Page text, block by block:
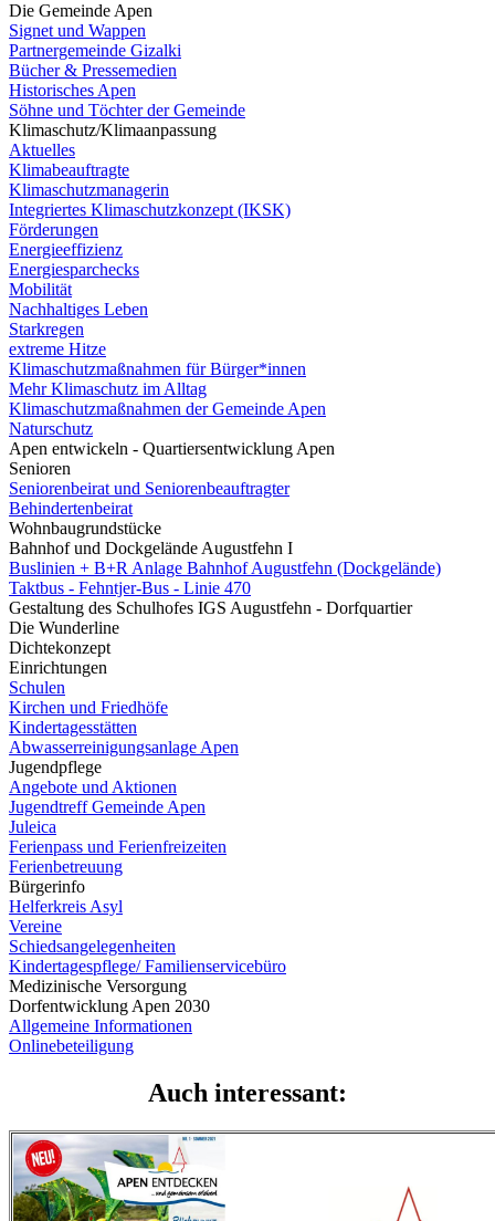
Die Gemeinde Apen
Signet und Wappen
Partnergemeinde Gizalki
Bücher & Pressemedien
Historisches Apen
Söhne und Töchter der Gemeinde
Klimaschutz/Klimaanpassung
Aktuelles
Klimabeauftragte
Klimaschutzmanagerin
Integriertes Klimaschutzkonzept (IKSK)
Förderungen
Energieeffizienz
Energiesparchecks
Mobilität
Nachhaltiges Leben
Starkregen
extreme Hitze
Klimaschutzmaßnahmen für Bürger*innen
Mehr Klimaschutz im Alltag
Klimaschutzmaßnahmen der Gemeinde Apen
Naturschutz
Apen entwickeln - Quartiersentwicklung Apen
Senioren
Seniorenbeirat und Seniorenbeauftragter
Behindertenbeirat
Wohnbaugrundstücke
Bahnhof und Dockgelände Augustfehn I
Buslinien + B+R Anlage Bahnhof Augustfehn (Dockgelände)
Taktbus - Fehntjer-Bus - Linie 470
Gestaltung des Schulhofes IGS Augustfehn - Dorfquartier
Die Wunderline
Dichtekonzept
Einrichtungen
Schulen
Kirchen und Friedhöfe
Kindertagesstätten
Abwasserreinigungsanlage Apen
Jugendpflege
Angebote und Aktionen
Jugendtreff Gemeinde Apen
Juleica
Ferienpass und Ferienfreizeiten
Ferienbetreuung
Bürgerinfo
Helferkreis Asyl
Vereine
Schiedsangelegenheiten
Kindertagespflege/ Familienservicebüro
Medizinische Versorgung
Dorfentwicklung Apen 2030
Allgemeine Informationen
Onlinebeteiligung
Auch interessant: